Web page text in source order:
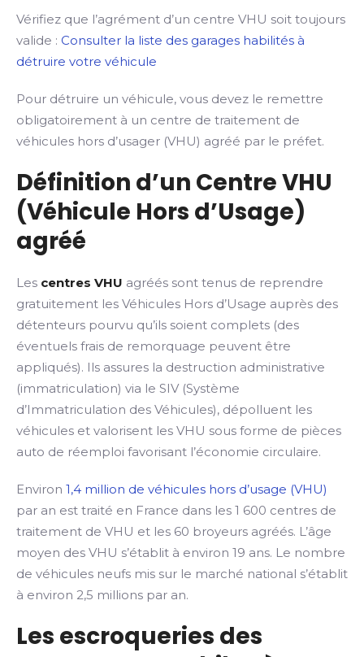
Vérifiez que l’agrément d’un centre VHU soit toujours
valide : Consulter la liste des garages habilités à
détruire votre véhicule
Pour détruire un véhicule, vous devez le remettre
obligatoirement à un centre de traitement de
véhicules hors d’usager (VHU) agréé par le préfet.
Définition d’un Centre VHU
(Véhicule Hors d’Usage)
agréé
Les centres VHU agréés sont tenus de reprendre
gratuitement les Véhicules Hors d’Usage auprès des
détenteurs pourvu qu’ils soient complets (des
éventuels frais de remorquage peuvent être
appliqués). Ils assures la destruction administrative
(immatriculation) via le SIV (Système
d’Immatriculation des Véhicules), dépolluent les
véhicules et valorisent les VHU sous forme de pièces
auto de réemploi favorisant l’économie circulaire.
Environ 1,4 million de véhicules hors d’usage (VHU)
par an est traité en France dans les 1 600 centres de
traitement de VHU et les 60 broyeurs agréés. L’âge
moyen des VHU s’établit à environ 19 ans. Le nombre
de véhicules neufs mis sur le marché national s’établit
à environ 2,5 millions par an.
Les escroqueries des